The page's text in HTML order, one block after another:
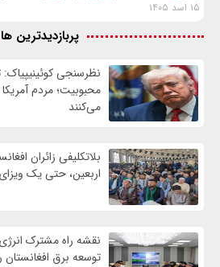
۱۵ اسد ۱۴۰۵
پربازدیدترین ها
نظرسنجی
محبوبیت؛ مردم آمریکا
می‌کنند
بلاتکلیفی زائران
اربعین، حتی یک
توسعه برق افغانستان